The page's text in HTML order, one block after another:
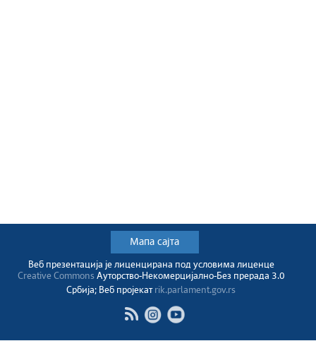
Мапа сајта
Веб презентација jе лиценциранa под условима лиценце
Creative CommonsАуторство-Некомерцијално-Без прерада 3.0
Србија; Веб пројекат rik.parlament.gov.rs